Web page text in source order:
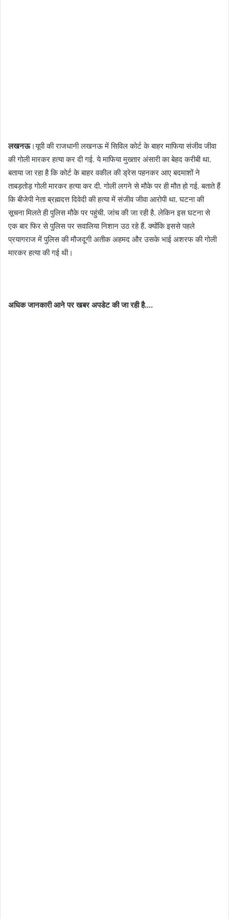
लखनऊ।यूपी की राजधानी लखनऊ में सिविल कोर्ट के बाहर माफिया संजीव जीवा
की गोली मारकर हत्या कर दी गई. ये माफिया मुख्तार अंसारी का बेहद करीबी था.
बताया जा रहा है कि कोर्ट के बाहर वकील की ड्रेस पहनकर आए बदमाशों ने
ताबड़तोड़ गोली मारकर हत्या कर दी. गोली लगने से मौके पर ही मौत हो गई. बताते हैं
कि बीजेपी नेता ब्रह्मदत्त दिवेदी की हत्या में संजीव जीवा आरोपी था. घटना की
सूचना मिलते ही पुलिस मौके पर पहुंची. जांच की जा रही है. लेकिन इस घटना से
एक बार फिर से पुलिस पर सवालिया निशान उठ रहे हैं. क्योंकि इससे पहले
प्रयागराज में पुलिस की मौजदूगी अतीक अहमद और उसके भाई अशरफ की गोली
मारकर हत्या की गई थी।
अधिक जानकारी आने पर खबर अपडेट की जा रही है….